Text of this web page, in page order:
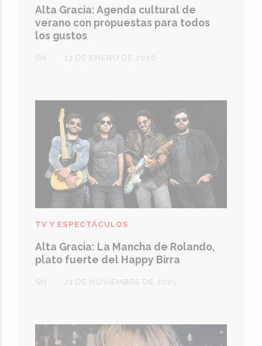
Alta Gracia: Agenda cultural de
verano con propuestas para todos
los gustos
SN 13 DE ENERO DE 2026
Alta Gracia: La Mancha de Rolando,
plato fuerte del Happy Birra
SN
TV Y ESPECTÁCULOS
21 DE NOVIEMBRE DE 2025